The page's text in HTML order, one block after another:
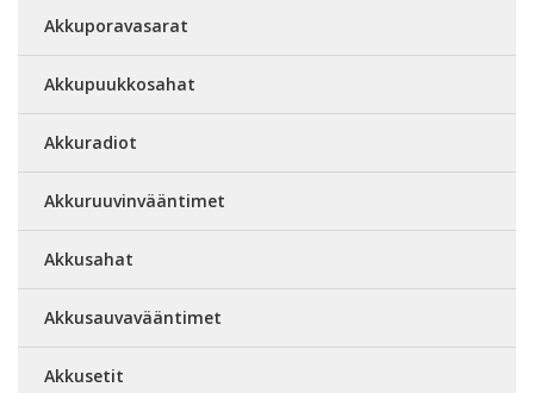
Akkuporavasarat
Akkupuukkosahat
Akkuradiot
Akkuruuvinvääntimet
Akkusahat
Akkusauvavääntimet
Akkusetit